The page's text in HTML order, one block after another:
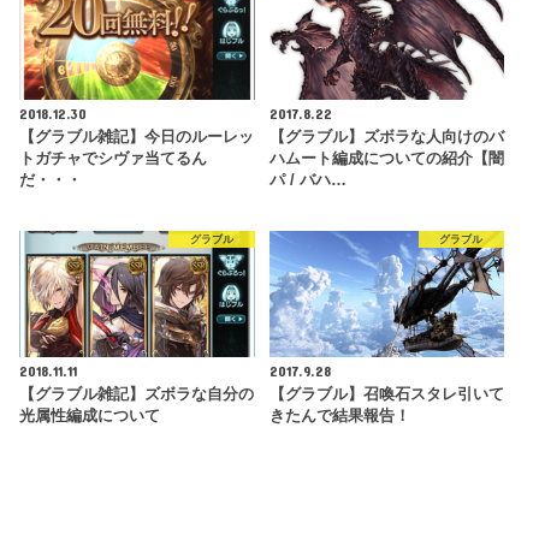
2018.12.30
【グラブル雑記】今日のルーレッ
トガチャでシヴァ当てるん
だ・・・
2017.8.22
【グラブル】ズボラな人向けのバ
ハムート編成についての紹介【闇
パ / バハ…
グラブル
2018.11.11
【グラブル雑記】ズボラな自分の
光属性編成について
グラブル
2017.9.28
【グラブル】召喚石スタレ引いて
きたんで結果報告！